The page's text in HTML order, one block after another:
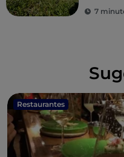
7
Restaurantes